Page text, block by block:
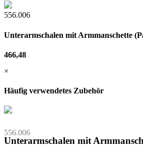
556.006
Unterarmschalen mit Armmanschette
466,48
×
Häufig verwendetes Zubehör
556.006
Unterarmschalen mit